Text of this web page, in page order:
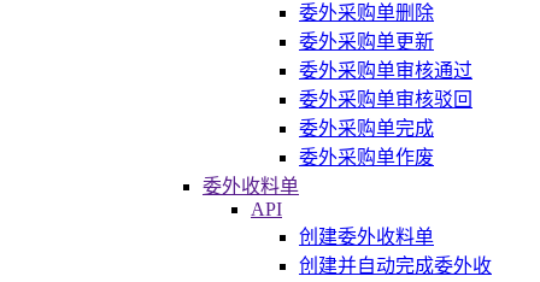
委外采购单删除
委外采购单更新
委外采购单审核通过
委外采购单审核驳回
委外采购单完成
委外采购单作废
委外收料单
API
创建委外收料单
创建并自动完成委外收